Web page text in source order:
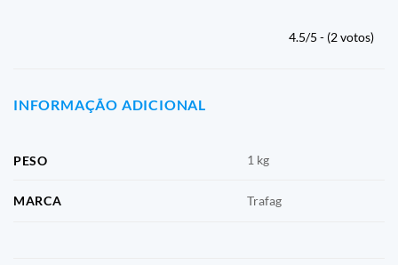
4.5/5 - (2 votos)
INFORMAÇÃO ADICIONAL
PESO 1 kg
MARCA Trafag